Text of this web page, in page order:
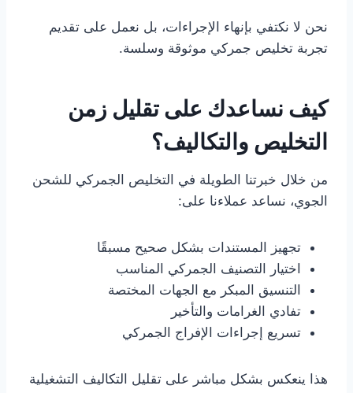
نحن لا نكتفي بإنهاء الإجراءات، بل نعمل على تقديم
تجربة تخليص جمركي موثوقة وسلسة.
كيف نساعدك على تقليل زمن
التخليص والتكاليف؟
من خلال خبرتنا الطويلة في التخليص الجمركي للشحن
الجوي، نساعد عملاءنا على:
تجهيز المستندات بشكل صحيح مسبقًا
اختيار التصنيف الجمركي المناسب
التنسيق المبكر مع الجهات المختصة
تفادي الغرامات والتأخير
تسريع إجراءات الإفراج الجمركي
هذا ينعكس بشكل مباشر على تقليل التكاليف التشغيلية